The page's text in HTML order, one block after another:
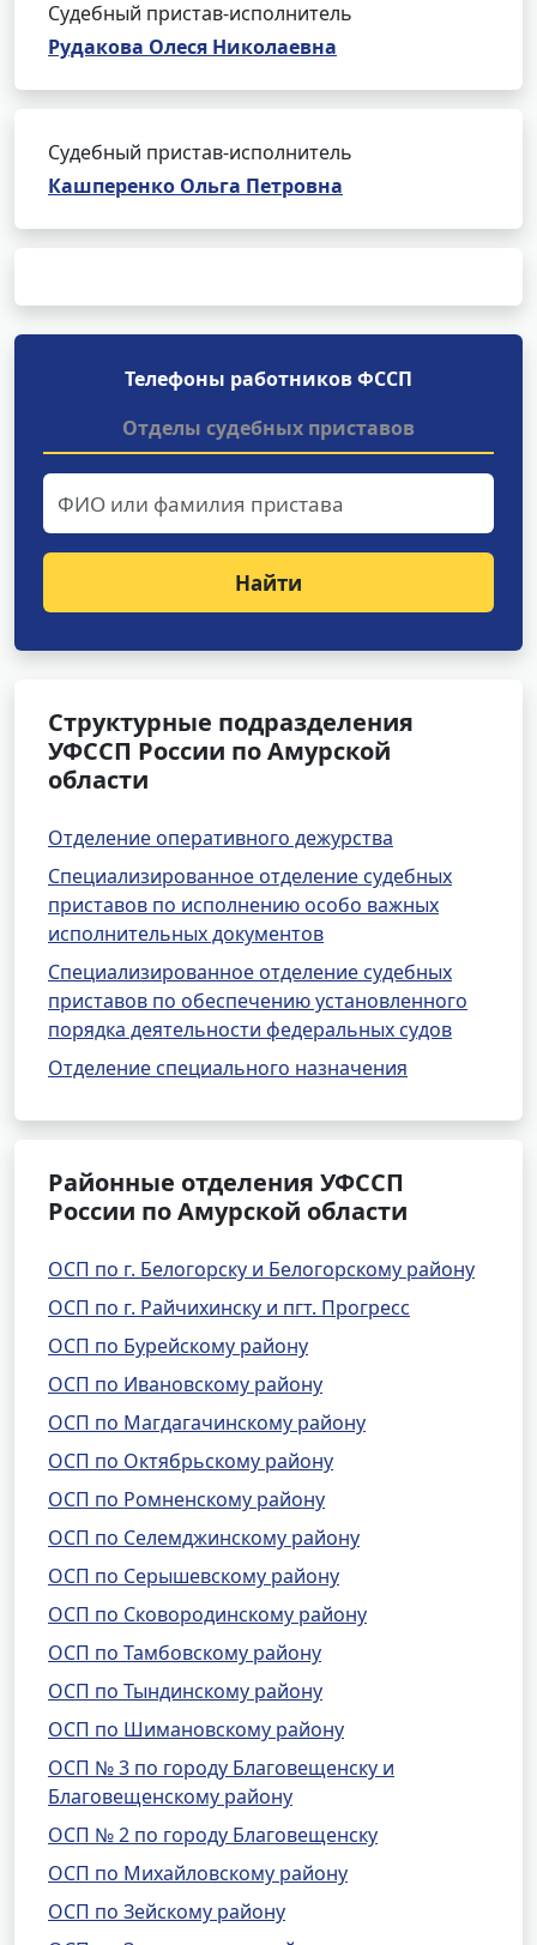
Судебный пристав-исполнитель
Рудакова Олеся Николаевна
Судебный пристав-исполнитель
Кашперенко Ольга Петровна
Телефоны работников ФССП
Отделы судебных приставов
Найти
Структурные подразделения
УФССП России по Амурской
области
Отделение оперативного дежурства
Специализированное отделение судебных
приставов по исполнению особо важных
исполнительных документов
Специализированное отделение судебных
приставов по обеспечению установленного
порядка деятельности федеральных судов
Отделение специального назначения
Районные отделения УФССП
России по Амурской области
ОСП по г. Белогорску и Белогорскому району
ОСП по г. Райчихинску и пгт. Прогресс
ОСП по Бурейскому району
ОСП по Ивановскому району
ОСП по Магдагачинскому району
ОСП по Октябрьскому району
ОСП по Ромненскому району
ОСП по Селемджинскому району
ОСП по Серышевскому району
ОСП по Сковородинскому району
ОСП по Тамбовскому району
ОСП по Тындинскому району
ОСП по Шимановскому району
ОСП № 3 по городу Благовещенску и
Благовещенскому району
ОСП № 2 по городу Благовещенску
ОСП по Михайловскому району
ОСП по Зейскому району